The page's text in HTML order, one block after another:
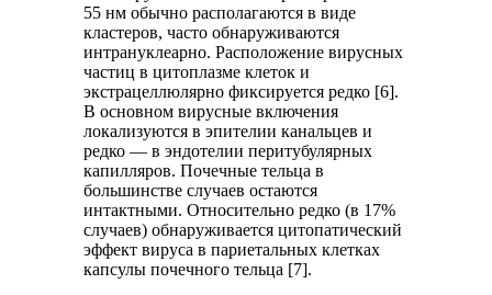
55 нм обычно располагаются в виде
кластеров, часто обнаруживаются
интрануклеарно. Расположение вирусных
частиц в цитоплазме клеток и
экстрацеллюлярно фиксируется редко [6].
В основном вирусные включения
локализуются в эпителии канальцев и
редко — в эндотелии перитубулярных
капилляров. Почечные тельца в
большинстве случаев остаются
интактными. Относительно редко (в 17%
случаев) обнаруживается цитопатический
эффект вируса в париетальных клетках
капсулы почечного тельца [7].